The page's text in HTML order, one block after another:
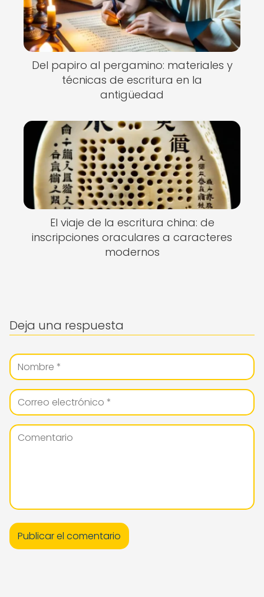
Del papiro al pergamino: materiales y
técnicas de escritura en la
antigüedad
El viaje de la escritura china: de
inscripciones oraculares a caracteres
modernos
Deja una respuesta